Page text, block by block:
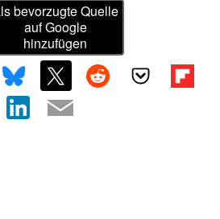
bevorzugte Quelle
auf Google
hinzufügen